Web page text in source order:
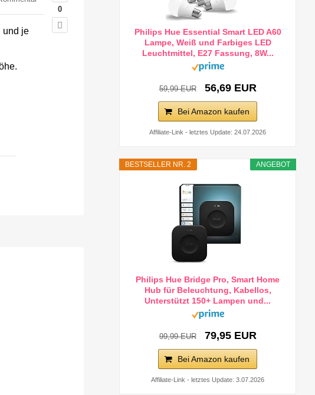
0
und je
Philips Hue Essential Smart LED A60
Lampe, Weiß und Farbiges LED
Leuchtmittel, E27 Fassung, 8W...
59,99 EUR 56,69 EUR
Bei Amazon kaufen
Affiliate-Link - letztes Update: 24.07.2026
ANGEBOT
BESTSELLER NR. 2
Philips Hue Bridge Pro, Smart Home
Hub für Beleuchtung, Kabellos,
Unterstützt 150+ Lampen und...
99,99 EUR 79,95 EUR
Bei Amazon kaufen
Affiliate-Link - letztes Update: 3.07.2026